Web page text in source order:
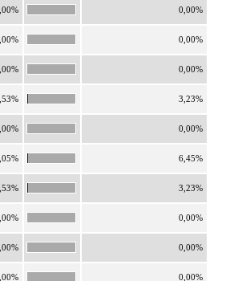
0,00%
0,00%
0,00%
3,23%
0,00%
6,45%
3,23%
0,00%
0,00%
0,00%